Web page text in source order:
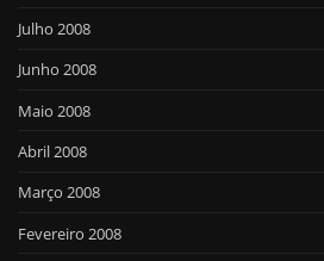
Julho 2008
Junho 2008
Maio 2008
Abril 2008
Março 2008
Fevereiro 2008